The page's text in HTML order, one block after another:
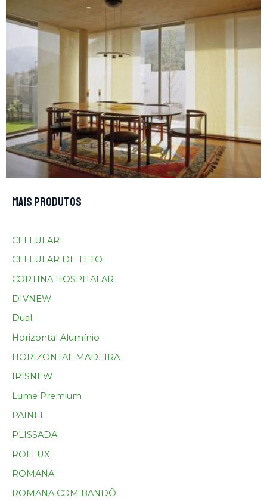
MAIS PRODUTOS
CELLULAR
CELLULAR DE TETO
CORTINA HOSPITALAR
DIVNEW
Dual
Horizontal Alumínio
HORIZONTAL MADEIRA
IRISNEW
Lume Premium
PAINEL
PLISSADA
ROLLUX
ROMANA
ROMANA COM BANDÔ